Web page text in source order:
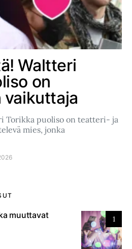
Waltteri
on
Torikka puoliso on teatteri- ja
mies, jonka
1
muuttavat